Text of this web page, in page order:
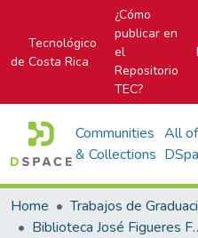
Tecnológico
de Costa Rica
¿Cómo
publicar en
el
Repositorio
TEC?
Communities
& Collections
All of
Home
Trabajos de
Biblioteca